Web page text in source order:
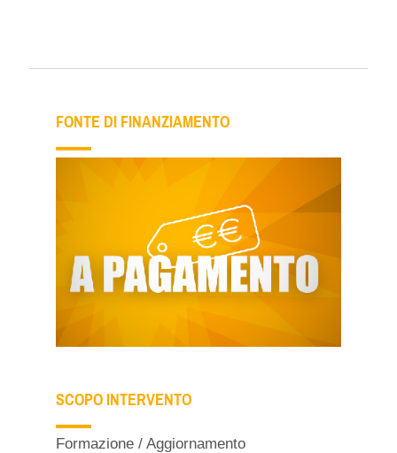
FONTE DI FINANZIAMENTO
SCOPO INTERVENTO
Formazione / Aggiornamento